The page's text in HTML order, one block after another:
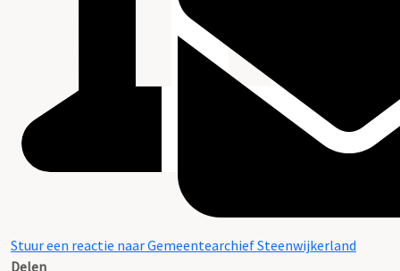
Stuur een reactie naar Gemeentearchief Steenwijkerland
Delen